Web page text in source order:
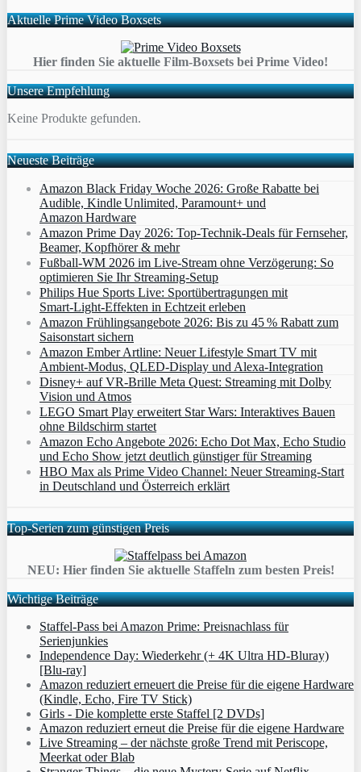
Aktuelle Prime Video Boxsets
Hier finden Sie aktuelle Film-Boxsets bei Prime Video!
Unsere Empfehlung
Keine Produkte gefunden.
Neueste Beiträge
Amazon Black Friday Woche 2026: Große Rabatte bei
Audible, Kindle Unlimited, Paramount+ und
Amazon Hardware
Amazon Prime Day 2026: Top-Technik-Deals für Fernseher,
Beamer, Kopfhörer & mehr
Fußball-WM 2026 im Live-Stream ohne Verzögerung: So
optimieren Sie Ihr Streaming-Setup
Philips Hue Sports Live: Sportübertragungen mit
Smart‑Light‑Effekten in Echtzeit erleben
Amazon Frühlingsangebote 2026: Bis zu 45 % Rabatt zum
Saisonstart sichern
Amazon Ember Artline: Neuer Lifestyle Smart TV mit
Ambient‑Modus, QLED‑Display und Alexa‑Integration
Disney+ auf VR-Brille Meta Quest: Streaming mit Dolby
Vision und Atmos
LEGO Smart Play erweitert Star Wars: Interaktives Bauen
ohne Bildschirm startet
Amazon Echo Angebote 2026: Echo Dot Max, Echo Studio
und Echo Show jetzt deutlich günstiger für Streaming
HBO Max als Prime Video Channel: Neuer Streaming‑Start
in Deutschland und Österreich erklärt
Top-Serien zum günstigen Preis
NEU: Hier finden Sie aktuelle Staffeln zum besten Preis!
Wichtige Beiträge
Staffel-Pass bei Amazon Prime: Preisnachlass für
Serienjunkies
Independence Day: Wiederkehr (+ 4K Ultra HD-Bluray)
[Blu-ray]
Amazon reduziert erneuert die Preise für die eigene Hardware
(Kindle, Echo, Fire TV Stick)
Girls - Die komplette erste Staffel [2 DVDs]
Amazon reduziert erneut die Preise für die eigene Hardware
Live Streaming – der nächste große Trend mit Periscope,
Meerkat oder Blab